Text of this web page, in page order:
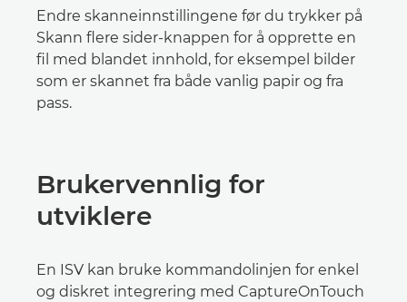
Endre skanneinnstillingene før du trykker på
Skann flere sider-knappen for å opprette en
fil med blandet innhold, for eksempel bilder
som er skannet fra både vanlig papir og fra
pass.
Brukervennlig for
utviklere
En ISV kan bruke kommandolinjen for enkel
og diskret integrering med CaptureOnTouch